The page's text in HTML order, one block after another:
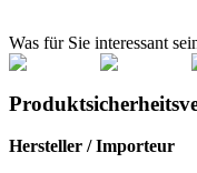
Was für Sie interessant
Hersteller / Importeur